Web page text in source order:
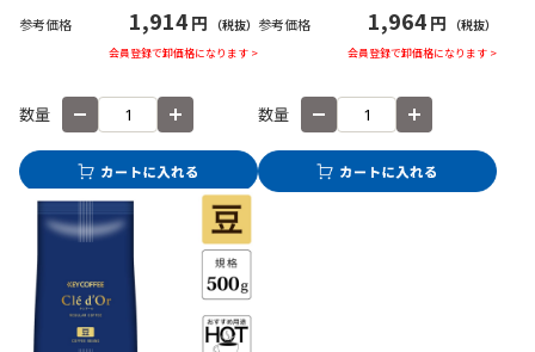
参考価格 1,914 円 （税抜）
会員登録で卸価格になります >
数量
参考価格 1,964 円 （税抜）
会員登録で卸価格になります >
数量